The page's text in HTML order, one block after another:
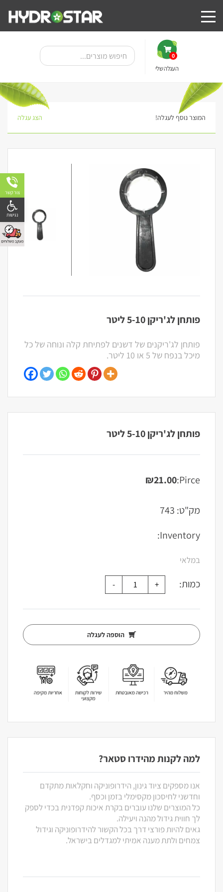
0
העגלה שלי
המוצר נוסף לעגלה! הצג עגלה
פותחן לג'ריקן 5-10 ליטר
פותחן לג'ריקנים של דשנים לפתיחת קלה ונוחה של כל
מיכל בנפח של 5 או 10 ליטר.
פותחן לג'ריקן 5-10 ליטר
Pirce:
₪21.00
מק"ט: 743
Inventory:
במלאי
כמות:
הוספה לעגלה
למה לקנות מהידרו סטאר?
אנו מספקים ציוד גינון, הידרופוניקה וחקלאות מתקדם
וחדשני לחיסכון מקסימלי בזמן וכסף.
כל המוצרים שלנו עוברים בקרת איכות קפדנית בכדי לספק
לך חווית גידול מהנה ויעילה.
גאים להיות פורצי דרך בכל הקשור להידרופוניקה וגידול
צמחים ולתת מענה אמיתי למגדלים בישראל.
צור קשר